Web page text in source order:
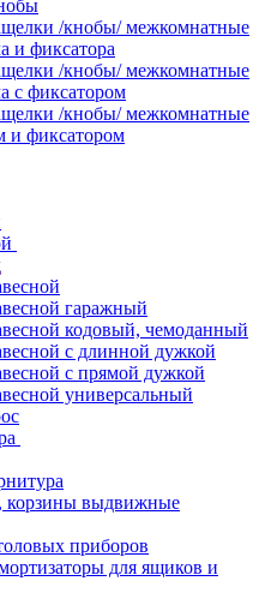
/кнобы/ межкомнатные
и фиксатора
/кнобы/ межкомнатные
с фиксатором
/кнобы/ межкомнатные
и фиксатором
гаражный
кодовый, чемоданный
с длинной дужкой
с прямой дужкой
универсальный
корзины выдвижные
приборов
для ящиков и